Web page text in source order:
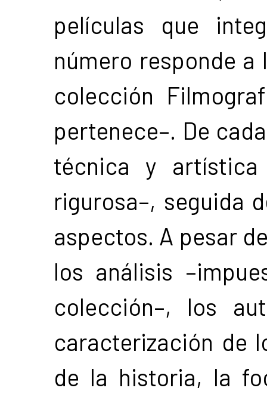
películas que
número responde
colección
pertenece–. De
técnica y
rigurosa–, seguida
aspectos. A pesar
los análisis
colección–, los
caracterización de
de la historia, la